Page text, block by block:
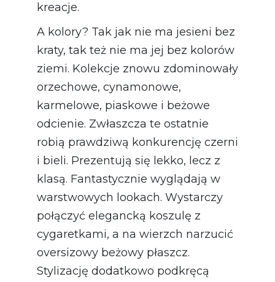
kreacje.
A kolory? Tak jak nie ma jesieni bez
kraty, tak też nie ma jej bez kolorów
ziemi. Kolekcje znowu zdominowały
orzechowe, cynamonowe,
karmelowe, piaskowe i beżowe
odcienie. Zwłaszcza te ostatnie
robią prawdziwą konkurencję czerni
i bieli. Prezentują się lekko, lecz z
klasą. Fantastycznie wyglądają w
warstwowych lookach. Wystarczy
połączyć elegancką koszulę z
cygaretkami, a na wierzch narzucić
oversizowy beżowy płaszcz.
Stylizację dodatkowo podkręcą